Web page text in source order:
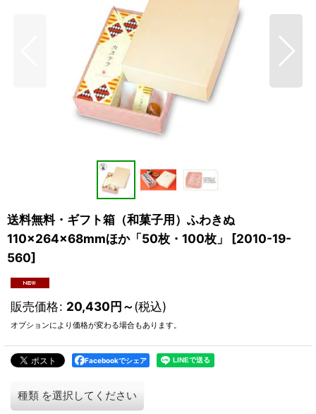
送料無料・ギフト箱（和菓子用）ふわきぬ
110×264×68mmほか「50枚・100枚」
[2010-19-
560]
販売価格: 20,430円～(税込)
オプションにより価格が変わる場合もあります。
Facebookでシェア
種類 を選択してください